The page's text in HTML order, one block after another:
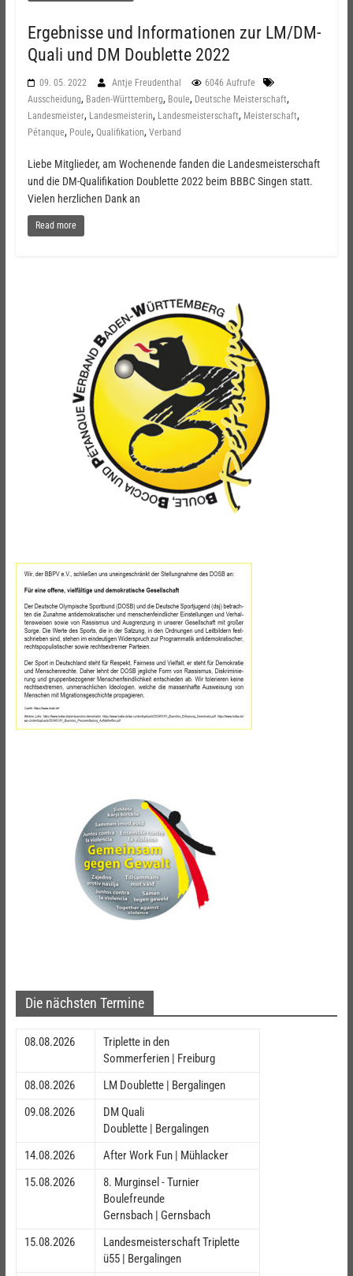
Ergebnisse und Informationen zur LM/DM-
Quali und DM Doublette 2022
09. 05. 2022 Antje Freudenthal
6046 Aufrufe
Ausscheidung, Baden-Württemberg, Boule, Deutsche Meisterschaft,
Landesmeister, Landesmeisterin, Landesmeisterschaft, Meisterschaft,
Pétanque, Poule, Qualifikation, Verband
Liebe Mitglieder, am Wochenende fanden die Landesmeisterschaft
und die DM-Qualifikation Doublette 2022 beim BBBC Singen statt.
Vielen herzlichen Dank an
Read more
Die nächsten Termine
08.08.2026
Triplette in den
Sommerferien | Freiburg
08.08.2026
LM Doublette | Bergalingen
09.08.2026
DM Quali
Doublette | Bergalingen
14.08.2026
After Work Fun | Mühlacker
15.08.2026
8. Murginsel - Turnier
Boulefreunde
Gernsbach | Gernsbach
15.08.2026
Landesmeisterschaft Triplette
ü55 | Bergalingen